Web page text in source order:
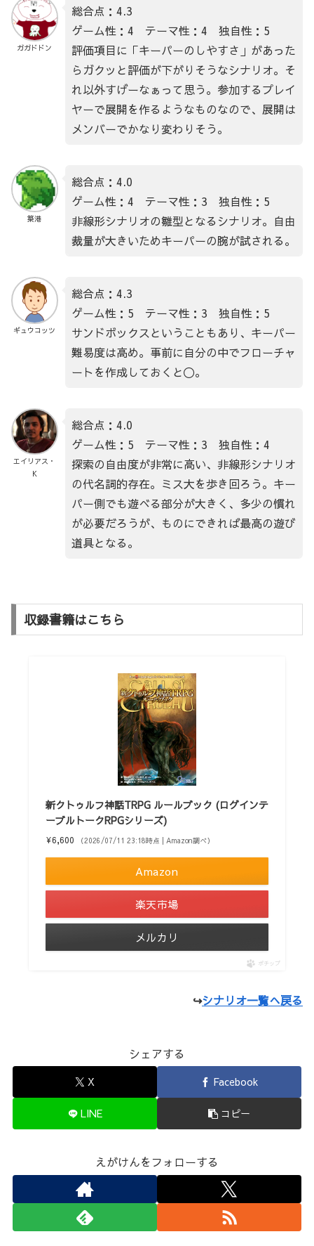
ガガドドン
総合点：4.3
ゲーム性：4 テーマ性：4 独自性：5
評価項目に「キーパーのしやすさ」があった
らガクッと評価が下がりそうなシナリオ。そ
れ以外すげーなぁって思う。参加するプレイ
ヤーで展開を作るようなものなので、展開は
メンバーでかなり変わりそう。
築港
総合点：4.0
ゲーム性：4 テーマ性：3 独自性：5
非線形シナリオの雛型となるシナリオ。自由
裁量が大きいためキーパーの腕が試される。
ギュウコッツ
総合点：4.3
ゲーム性：5 テーマ性：3 独自性：5
サンドボックスということもあり、キーパー
難易度は高め。事前に自分の中でフローチャ
ートを作成しておくと〇。
エイリアス・
K
総合点：4.0
ゲーム性：5 テーマ性：3 独自性：4
探索の自由度が非常に高い、非線形シナリオ
の代名詞的存在。ミス大を歩き回ろう。キー
パー側でも遊べる部分が大きく、多少の慣れ
が必要だろうが、ものにできれば最高の遊び
道具となる。
収録書籍はこちら
新クトゥルフ神話TRPG ルールブック (ログインテ
ーブルトークRPGシリーズ)
¥6,600 （2026/07/11 23:18時点 | Amazon調べ）
Amazon
楽天市場
メルカリ
ポチップ
↪シナリオ一覧へ戻る
シェアする
X Facebook
LINE コピー
えがけんをフォローする